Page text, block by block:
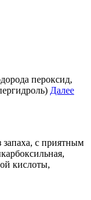
пероксид,
Далее
запаха, с приятным
кислоты,